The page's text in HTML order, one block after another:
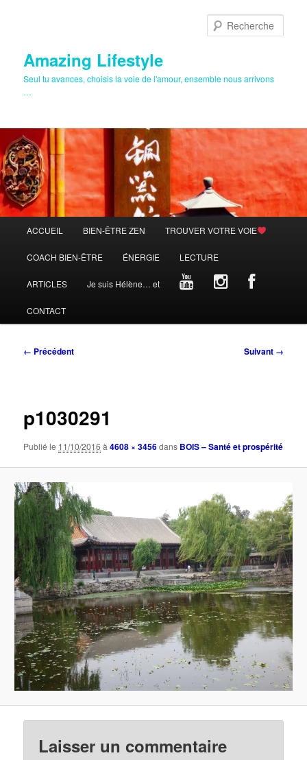
Amazing Lifestyle
Seul tu avances, choisis la voie de l'amour, ensemble nous arrivons
…
principal
ACCUEIL BIEN-ÊTRE ZEN TROUVER VOTRE VOIE
COACH BIEN-ÊTRE ÉNERGIE LECTURE
ARTICLES Je suis Hélène… et
CONTACT
Navigation
← Précédent Suivant →
p1030291
Publié le 11/10/2016 à4608 × 3456dans BOIS – Santé et prospérité
Laisser un commentaire